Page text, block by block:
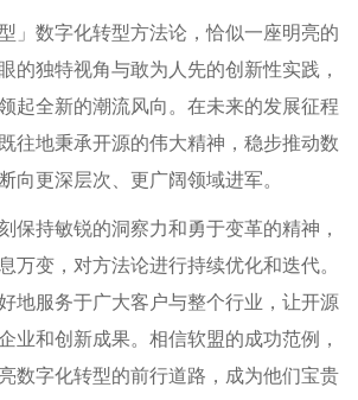
」数字化转型方法论，恰似一座明亮的
的独特视角与敢为人先的创新性实践，
起全新的潮流风向。在未来的发展征程
往地秉承开源的伟大精神，稳步推动数
向更深层次、更广阔领域进军。
保持敏锐的洞察力和勇于变革的精神，
万变，对方法论进行持续优化和迭代。
地服务于广大客户与整个行业，让开源
业和创新成果。相信软盟的成功范例，
数字化转型的前行道路，成为他们宝贵